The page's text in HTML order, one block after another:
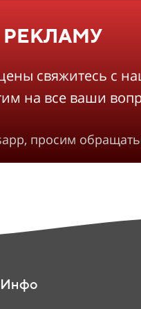
РЕКЛАМУ
свяжитесь с
на все ваши
просим
Инфо